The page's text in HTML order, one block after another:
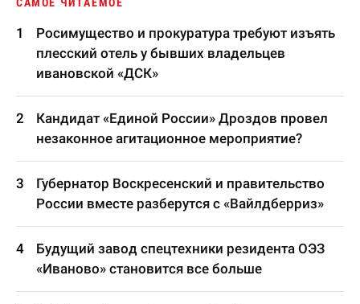
Росимущество и прокуратура требуют изъять
плесский отель у бывших владельцев
ивановской «ДСК»
Кандидат «Единой России» Дроздов провел
незаконное агитационное мероприятие?
Губернатор Воскресенский и правительство
России вместе разберутся с «Вайлдберриз»
Будущий завод спецтехники резидента ОЭЗ
«Иваново» становится все больше